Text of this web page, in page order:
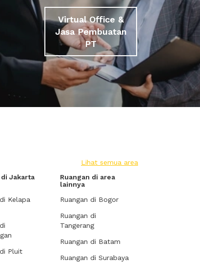
Virtual Office &
Jasa Pembuatan
PT
Lihat semua area
di Jakarta
Kelapa
Pluit
Ruangan di area
lainnya
Ruangan di Bogor
Ruangan di
Tangerang
Ruangan di Batam
Ruangan di Surabaya